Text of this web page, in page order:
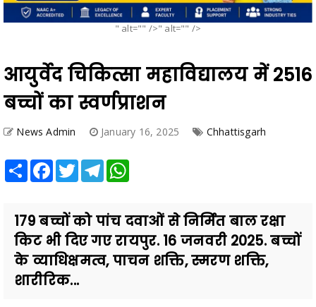
" alt="" />" alt="" />
आयुर्वेद चिकित्सा महाविद्यालय में 2516
बच्चों का स्वर्णप्राशन
News Admin January 16, 2025 Chhattisgarh
Share Facebook
TwitterTelegram
179 बच्चों को पांच दवाओं से निर्मित बाल रक्षा
किट भी दिए गए रायपुर. 16 जनवरी 2025. बच्चों
के व्याधिक्षमत्व, पाचन शक्ति, स्मरण शक्ति,
शारीरिक...